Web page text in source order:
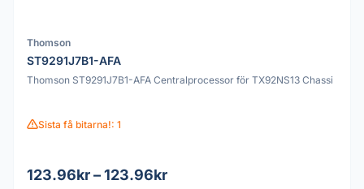
Thomson
ST9291J7B1-AFA
Thomson ST9291J7B1-AFA Centralprocessor för TX92NS13 Chassi
Sista få bitarna!: 1
123.96kr – 123.96kr